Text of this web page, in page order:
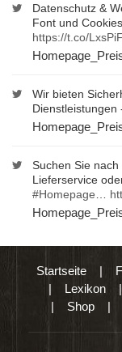
Datenschutz &
Font und
https://t.co/
Wir bieten
Dienstleistungen
Suchen Sie
Lieferservice
#Homepage
Startseite|
| Lexikon
| Shop |